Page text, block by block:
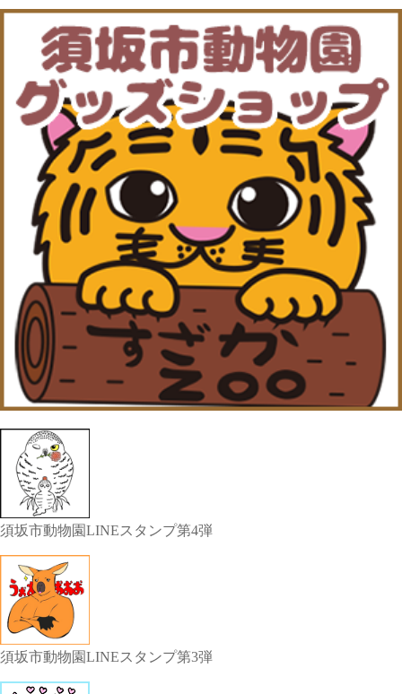
須坂市動物園LINEスタンプ第4弾
須坂市動物園LINEスタンプ第3弾